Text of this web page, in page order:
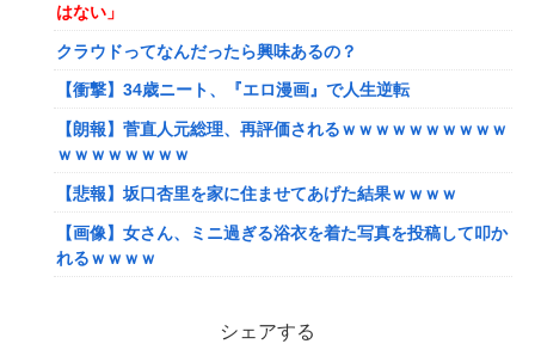
はない」
クラウドってなんだったら興味あるの？
【衝撃】34歳ニート、『エロ漫画』で人生逆転
【朗報】菅直人元総理、再評価されるｗｗｗｗｗｗｗｗｗｗ
ｗｗｗｗｗｗｗｗ
【悲報】坂口杏里を家に住ませてあげた結果ｗｗｗｗ
【画像】女さん、ミニ過ぎる浴衣を着た写真を投稿して叩か
れるｗｗｗｗ
ュースで見たわ」→結果wwwwwwww
シェアする